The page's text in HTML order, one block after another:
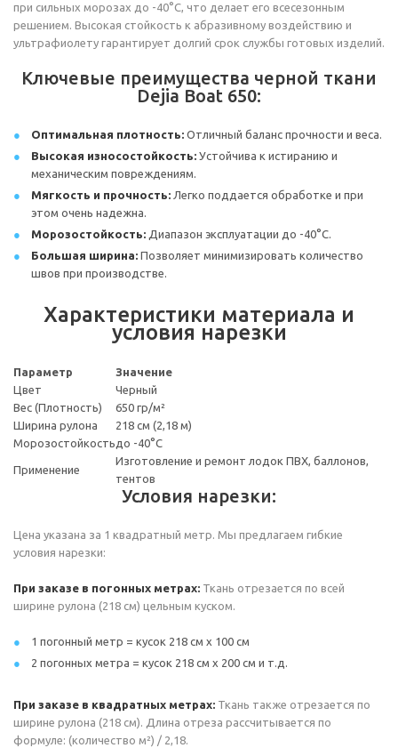
при сильных морозах до -40°С, что делает его всесезонным
решением. Высокая стойкость к абразивному воздействию и
ультрафиолету гарантирует долгий срок службы готовых изделий.
Ключевые преимущества черной ткани
Dejia Boat 650:
Оптимальная плотность: Отличный баланс прочности и веса.
Высокая износостойкость: Устойчива к истиранию и
механическим повреждениям.
Мягкость и прочность: Легко поддается обработке и при
этом очень надежна.
Морозостойкость: Диапазон эксплуатации до -40°С.
Большая ширина: Позволяет минимизировать количество
швов при производстве.
Характеристики материала и
условия нарезки
Параметр
Значение
Цвет
Черный
Вес (Плотность)
650 гр/м²
Ширина рулона
218 см (2,18 м)
Морозостойкостьдо -40°С
Применение
Изготовление и ремонт лодок ПВХ, баллонов,
тентов
Условия нарезки:
Цена указана за 1 квадратный метр. Мы предлагаем гибкие
условия нарезки:
При заказе в погонных метрах: Ткань отрезается по всей
ширине рулона (218 см) цельным куском.
1 погонный метр = кусок 218 см х 100 см
2 погонных метра = кусок 218 см х 200 см и т.д.
При заказе в квадратных метрах: Ткань также отрезается по
ширине рулона (218 см). Длина отреза рассчитывается по
формуле: (количество м²) / 2,18.